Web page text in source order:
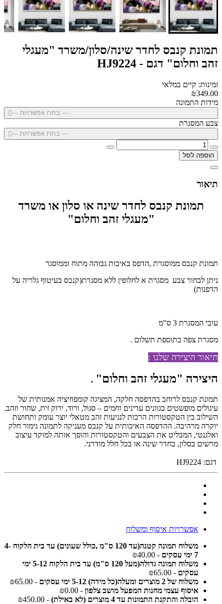
תמונת קנבס לחדר שינה/סלון/משרד "מעגלי
זהב וחלום" דגם - HJ9224
זמינות: קיים במלאי
₪349.00
מידות התמונה
--- בחרו אפשרויות ---
צבע המסגרת
--- בחרו אפשרויות ---
הוספה לסל
תיאור
תמונת קנבס לחדר שינה או סלון או משרד
"מעגלי זהב וחלום"
תמונת קנבס ממוסגרת ,הדפס באיכות גבוהה מתוח וממוסגר
ניתן לבחור צבע מסגרת א לחלופין ללא מסגרת(קנבס בעיטוף גלריה על
הדפנות)
עובי המסגרת 3 ס"מ
מסגרת צפה בתוספת תשלום .
תיאור היצירה שלנו :
היצירה "מעגלי זהב וחלום"
.
תמונת קנבס לרוחב בהדפסה חלקה, המציגה קומפוזיציה אמנותית של
עיגולים מופשטים בגוונים עדינים וחמים – סגול, ורוד, ירוק זית, שחור וזהב.
השילוב בין הטקסטורות הרכות לנגיעות זהב מטאלי יוצר עומק ותחושת
יוקרה מרהיבה. ההדפסה האיכותית על קנבס מעניקה לתמונה גימור חלק
ואלגנטי, המבליט את הצבעים והטקסטורות והופך אותה למוקד עיצוב
מרשים בסלון, בחדר שינה או בכל חלל מודרני.
דגם: HJ9224
אפשרויות איסוף ומשלוח
משלוח תמונה קטנה(עד 120 ס"מ ,כולל שעונים) עד בית הלקוח 4-
7 ימי עסקים
- ₪40.00
משלוח תמונה גדולה(מעל 120 ס"מ) עד בית הלקוח 5-12 ימי
עסקים - ₪65.00
משלוח של 2 מוצרים ומעלה(כל מידה) 5-12 ימי עסקים
- ₪65.00
איסוף עצמי מחנות המפעל מושב צלפון - ₪0.00
הובלה והתקנת התמונות עד 4 מוצרים (לא באילת)
- ₪450.00